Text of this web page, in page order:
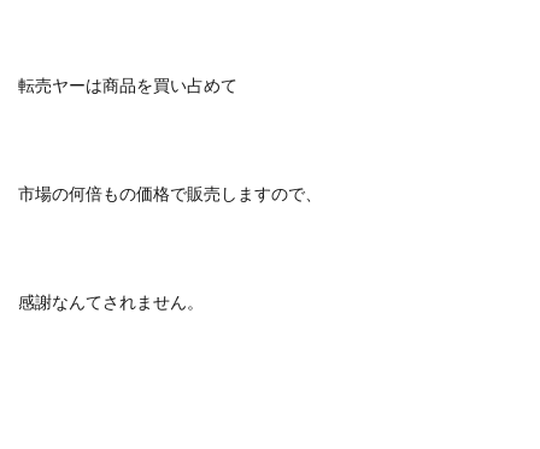
転売ヤーは商品を買い占めて
市場の何倍もの価格で販売しますので、
感謝なんてされません。